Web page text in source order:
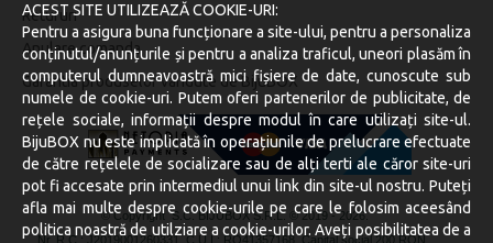
Retururi
Anulare comanda
Garantia produselor vandute de BijuBOX
© Copyright S.C. BIJUBOX S.R.L. © 2019 -2026.
Nr. R.C.: J2019001260331, C.U.I.: RO41357168, Capital social 200 RON.
ACEST SITE UTILIZEAZĂ COOKIE-URI:
Pentru a asigura buna funcționare a site-ului, pentru a personaliza
conținutul/anunțurile și pentru a analiza traficul, uneori plasăm în
computerul dumneavoastră mici fișiere de date, cunoscute sub
numele de cookie-uri. Putem oferi partenerilor de publicitate, de
rețele sociale, informații despre modul în care utilizați site-ul.
BijuBOX nu este implicată în operațiunile de prelucrare efectuate
de către rețelele de socializare sau de alți terti ale căror site-uri
pot fi accesate prin intermediul unui link din site-ul nostru. Puteți
afla mai multe despre cookie-urile pe care le folosim aceesând
politica noastră de utilziare a cookie-urilor. Aveți posibilitatea de a